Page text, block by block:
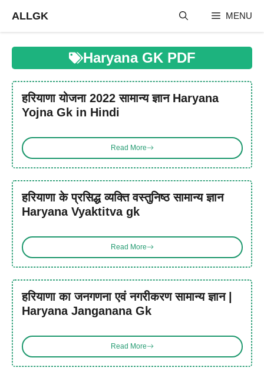
content
ALLGK MENU
Haryana GK PDF
हरियाणा योजना 2022 सामान्य ज्ञान Haryana
Yojna Gk in Hindi
Read More
हरियाणा के प्रसिद्ध व्यक्ति वस्तुनिष्ठ सामान्य ज्ञान
Haryana Vyaktitva gk
Read More
हरियाणा का जनगणना एवं नगरीकरण सामान्य ज्ञान |
Haryana Janganana Gk
Read More